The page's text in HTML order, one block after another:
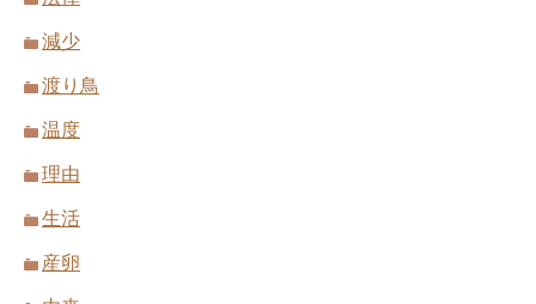
減少
渡り鳥
温度
理由
生活
産卵